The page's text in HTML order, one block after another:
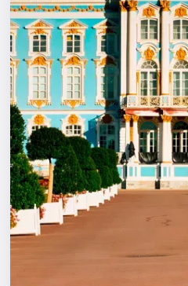
Города
Площадки
Артисты
Рейтинги